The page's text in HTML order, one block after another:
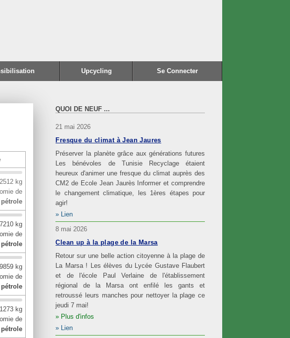
Upcycling Se Connecter
2512 kg
de
pétrole
7210 kg
de
pétrole
9859 kg
de
pétrole
kg
de
pétrole
QUOI DE NEUF ...
21 mai 2026
Fresque du climat à Jean Jaures
Préserver la planète grâce aux générations futures
Les bénévoles de Tunisie Recyclage étaient
heureux d'animer une fresque du climat auprès des
CM2 de Ecole Jean Jaurès Informer et comprendre
le changement climatique, les 1ères étapes pour
agir!
Lien
8 mai 2026
Clean up à la plage de la Marsa
Retour sur une belle action citoyenne à la plage de
La Marsa ! Les élèves du Lycée Gustave Flaubert
et de l'école Paul Verlaine de l'établissement
régional de la Marsa ont enfilé les gants et
retroussé leurs manches pour nettoyer la plage ce
jeudi 7 mai!
Plus d'infos
Lien